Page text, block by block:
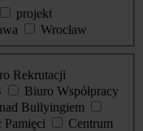
projekt
Wrocław
Rekrutacji
Biuro Współpracy
Bullyingiem
Pamięci
Centrum